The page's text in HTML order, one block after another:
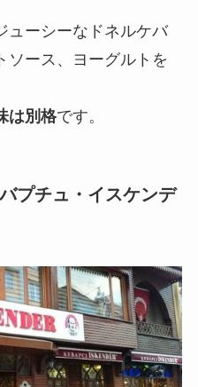
ューシーなドネルケバ
ソース、ヨーグルトを
は別格です。
プチュ・イスケンデ